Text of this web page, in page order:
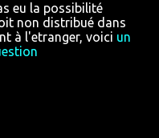
eu la possibilité
non distribué dans
à l'etranger, voici un